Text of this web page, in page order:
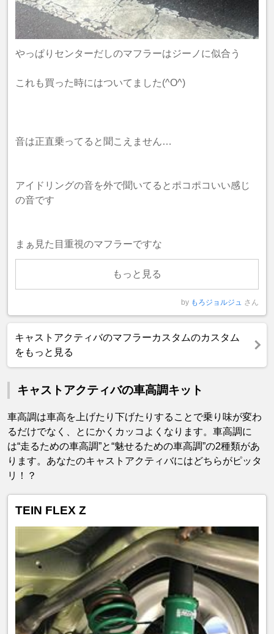
やっぱりセンターだしのマフラーはジーノに似合う
これも買った時にはついてました(^O^)
音は正直乗ってると聞こえません…
アイドリングの音を外で聞いてるとポコポコいい感じ
の音です
まぁ見た目重視のマフラーですな
もっと見る
by もろジョルジュ さん
キャストアクティバのマフラーカスタムのカスタム
をもっと見る
キャストアクティバの車高調キット
車高調は車高を上げたり下げたりすることで乗り味が変わ
るだけでなく、とにかくカッコよくなります。車高調に
は“走るための車高調”と“魅せるための車高調”の2種類があ
ります。あなたのキャストアクティバにはどちらがピッタ
リ！？
TEIN FLEX Z